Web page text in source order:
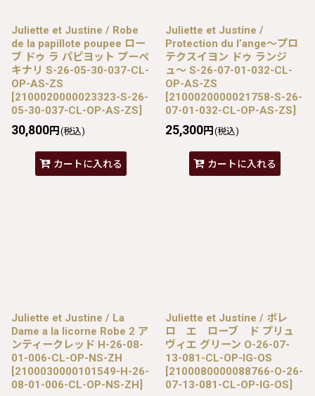
Juliette et Justine / Robe
de la papillote poupee ロー
ブ ドゥ ラ パピヨット プーペ
キナリ S-26-05-30-037-CL-
OP-AS-ZS
[2100020000023323-S-26-
05-30-037-CL-OP-AS-ZS]
30,800円 (税込)
カートに入れる
Juliette et Justine /
Protection du l’ange〜プロ
テクスイヨン ドゥ ランジ
ュ〜 S-26-07-01-032-CL-
OP-AS-ZS
[2100020000021758-S-26-
07-01-032-CL-OP-AS-ZS]
25,300円 (税込)
カートに入れる
Juliette et Justine / La
Dame a la licorne Robe 2 ア
ンティークレッド H-26-08-
01-006-CL-OP-NS-ZH
[2100030000101549-H-26-
08-01-006-CL-OP-NS-ZH]
Juliette et Justine / ボレ
ロ エ ローブ ド プリュ
ヴィエ グリーン O-26-07-
13-081-CL-OP-IG-OS
[2100080000088766-O-26-
07-13-081-CL-OP-IG-OS]